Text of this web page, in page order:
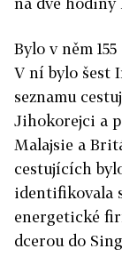
Bylo v něm
V ní bylo šest
seznamu
Jihokorejci a
Malajsie a
cestujících
identifikovala
energetické
dcerou do